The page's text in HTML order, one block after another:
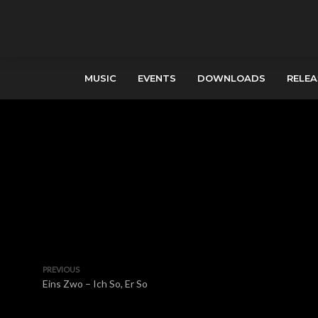
MUSIC EVENTS DOWNLOADS
PREVIOUS
Eins Zwo – Ich So, Er So